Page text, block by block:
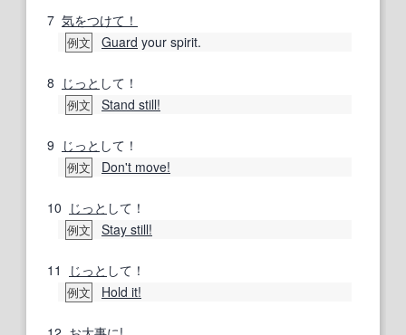
7 気をつけて！
例文 Guard your spirit.
8 じっと して！
例文 Stand still!
9 じっと して！
例文 Don't move!
10 じっと して！
例文 Stay still!
11 じっと して！
例文 Hold it!